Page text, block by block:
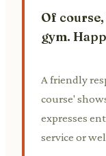
Of
gym.
A friendly
course'
expresses
service or